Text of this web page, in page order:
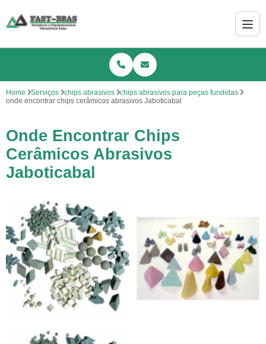
Home Serviços chips abrasivos
chips abrasivos para peças fundidas
onde encontrar chips cerâmicos abrasivos Jaboticabal
Onde Encontrar Chips
Cerâmicos Abrasivos
Jaboticabal